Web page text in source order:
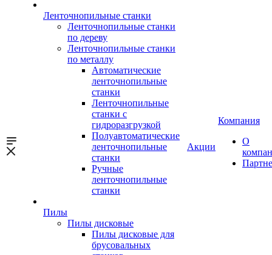
Ленточнопильные станки
Ленточнопильные станки
по дереву
Ленточнопильные станки
по металлу
Автоматические
ленточнопильные
станки
Ленточнопильные
станки с
гидроразгрузкой
Полуавтоматические
ленточнопильные
станки
Ручные
ленточнопильные
станки
Пилы
Пилы дисковые
Пилы дисковые для
брусовальных
Акции
Компания
О